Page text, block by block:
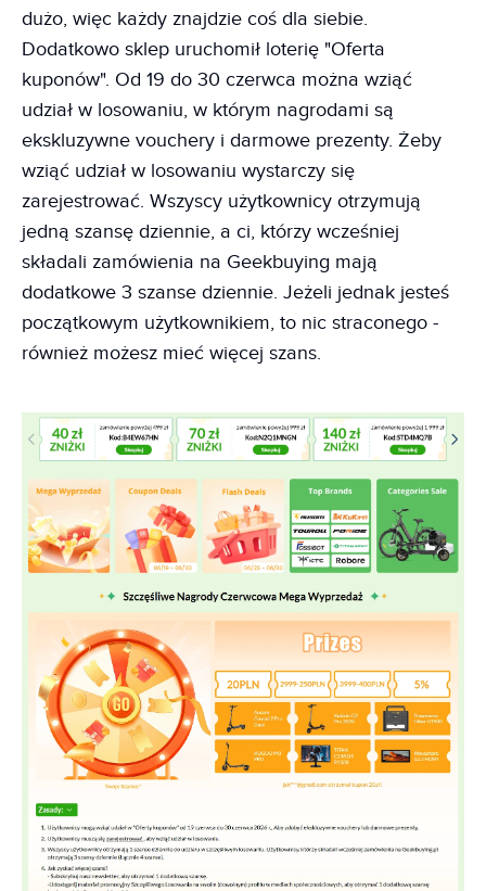
dużo, więc każdy znajdzie coś dla siebie.
Dodatkowo sklep uruchomił loterię "Oferta
kuponów". Od 19 do 30 czerwca można wziąć
udział w losowaniu, w którym nagrodami są
ekskluzywne vouchery i darmowe prezenty. Żeby
wziąć udział w losowaniu wystarczy się
zarejestrować. Wszyscy użytkownicy otrzymują
jedną szansę dziennie, a ci, którzy wcześniej
składali zamówienia na Geekbuying mają
dodatkowe 3 szanse dziennie. Jeżeli jednak jesteś
początkowym użytkownikiem, to nic straconego -
również możesz mieć więcej szans.